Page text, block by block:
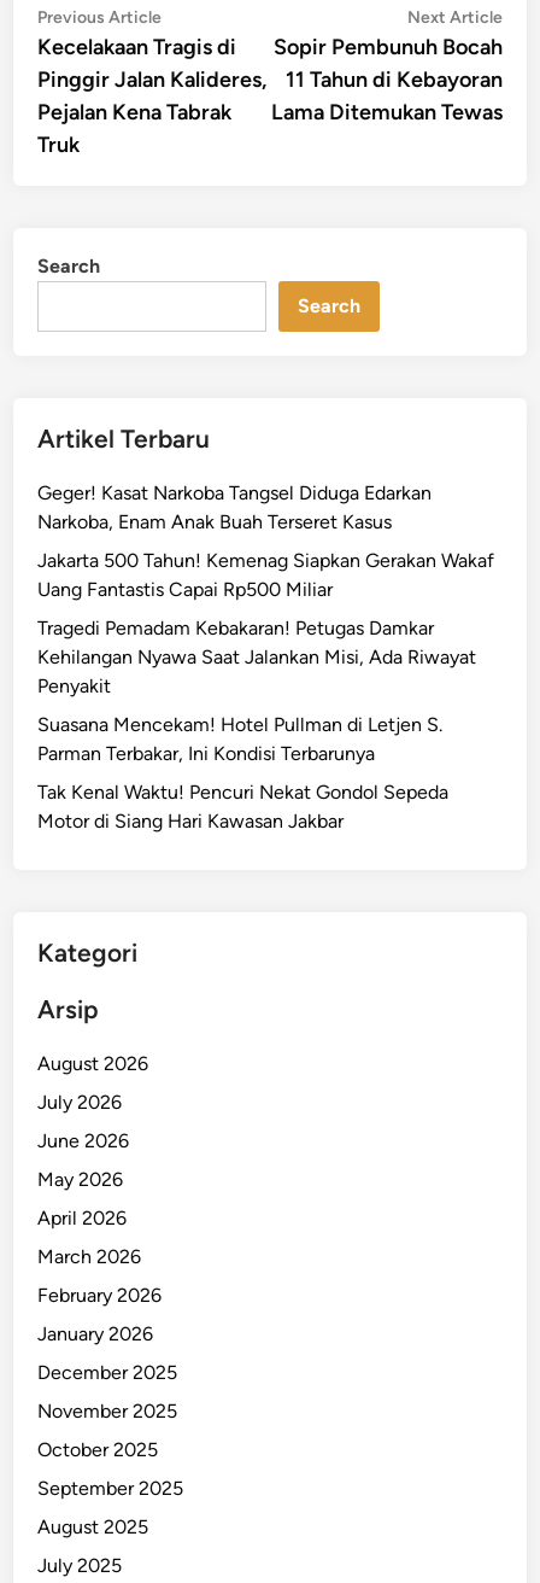
Post
navigation
Previous ArticlePrevious
article:
Kecelakaan Tragis di
Pinggir Jalan Kalideres,
Pejalan Kena Tabrak
Truk
Next Article
Sopir Pembunuh Bocah
11 Tahun di Kebayoran
Lama Ditemukan Tewas
Search
Search
Artikel Terbaru
Geger! Kasat Narkoba Tangsel Diduga Edarkan
Narkoba, Enam Anak Buah Terseret Kasus
Jakarta 500 Tahun! Kemenag Siapkan Gerakan Wakaf
Uang Fantastis Capai Rp500 Miliar
Tragedi Pemadam Kebakaran! Petugas Damkar
Kehilangan Nyawa Saat Jalankan Misi, Ada Riwayat
Penyakit
Suasana Mencekam! Hotel Pullman di Letjen S.
Parman Terbakar, Ini Kondisi Terbarunya
Tak Kenal Waktu! Pencuri Nekat Gondol Sepeda
Motor di Siang Hari Kawasan Jakbar
Kategori
Arsip
August 2026
July 2026
June 2026
May 2026
April 2026
March 2026
February 2026
January 2026
December 2025
November 2025
October 2025
September 2025
August 2025
July 2025